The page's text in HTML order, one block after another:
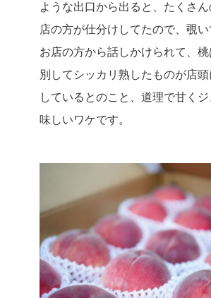
ような出口から出ると、たくさ
店の方が仕分けしてたので、覗
お店の方から話しかけられて、
別してシッカリ熟したものが店
しているとのこと、道理で甘く
味しいワケです。